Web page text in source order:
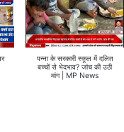
पन्ना के सरकारी स्कूल में दलित
बच्चों से भेदभाव? जांच की उठी
मांग | MP News